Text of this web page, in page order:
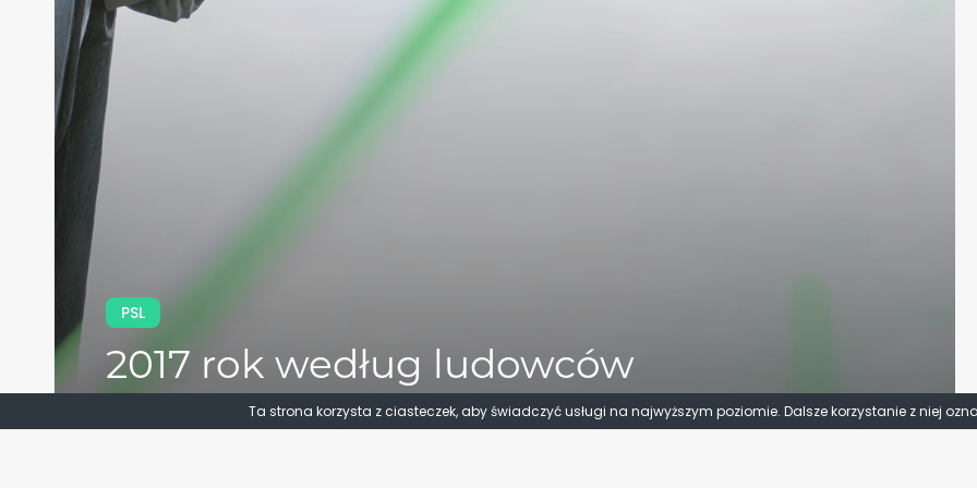
PSL
2017 rok według ludowców
[PODSUMOWANIE]
Ta strona korzysta z ciasteczek, aby świadczyć usługi na najwyższym poziomie. Dalsze korzystanie z niej